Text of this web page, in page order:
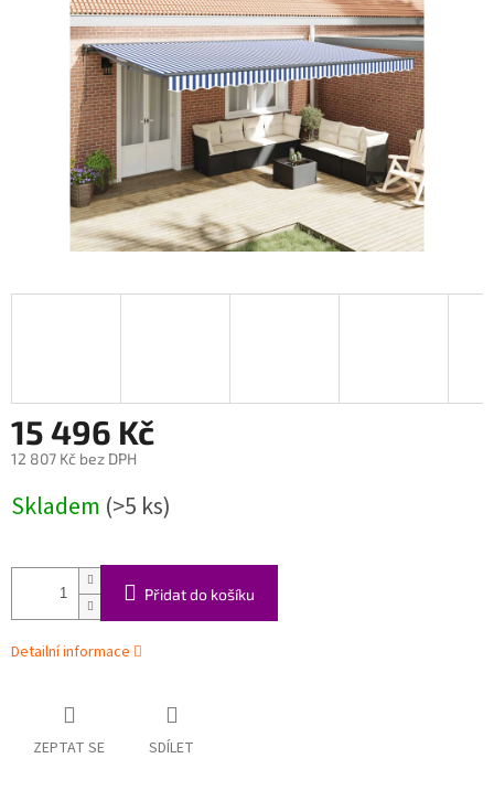
15 496 Kč
12 807 Kč bez DPH
cena:
Skladem (>5 ks)
Přidat do košíku
Detailní informace
ZEPTAT SE SDÍLET